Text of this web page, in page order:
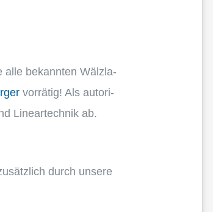
alle bekann­ten Wälzla­
vorrä­tig! Als autori­
Linear­tech­nik ab.
durch unsere